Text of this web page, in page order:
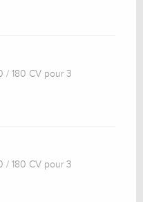
/ 180 CV pour 3
/ 180 CV pour 3